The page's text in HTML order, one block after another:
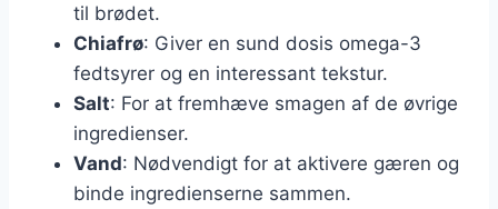
til brødet.
Chiafrø: Giver en sund dosis omega-3
fedtsyrer og en interessant tekstur.
Salt: For at fremhæve smagen af de øvrige
ingredienser.
Vand: Nødvendigt for at aktivere gæren og
binde ingredienserne sammen.